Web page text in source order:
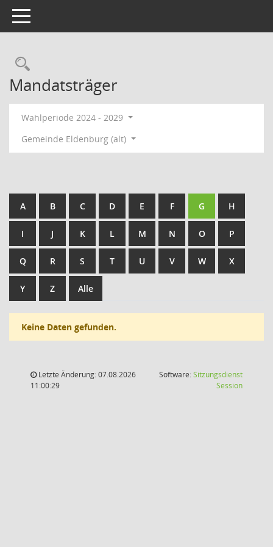
Toggle navigation
Rechercheauswahl
Mandatsträger
Wahlperiode 2024 - 2029
Gemeinde Eldenburg (alt)
A B C D E F G H
I J K L M N O P
Q R S T U V W X
Y Z Alle
Keine Daten gefunden.
Letzte Änderung: 07.08.2026
11:00:29
Software:Sitzungsdienst
Session(Wird in